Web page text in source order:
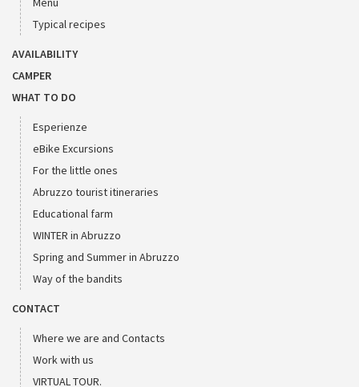
Typical recipes
AVAILABILITY
CAMPER
WHAT TO DO
Esperienze
eBike Excursions
For the little ones
Abruzzo tourist itineraries
Educational farm
WINTER in Abruzzo
Spring and Summer in Abruzzo
Way of the bandits
CONTACT
Where we are and Contacts
Work with us
VIRTUAL TOUR.